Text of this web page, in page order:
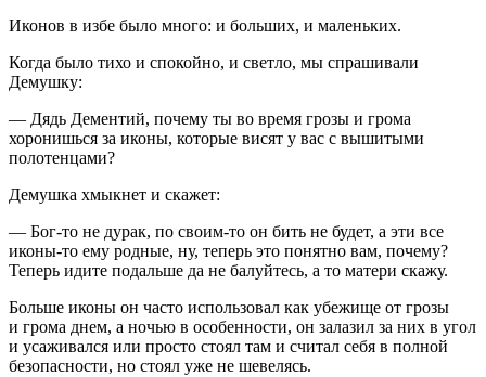
Иконов в избе было много: и больших, и маленьких.
Когда было тихо и спокойно, и светло, мы спрашивали
Демушку:
— Дядь Дементий, почему ты во время грозы и грома
хоронишься за иконы, которые висят у вас с вышитыми
полотенцами?
Демушка хмыкнет и скажет:
— Бог-то не дурак, по своим-то он бить не будет, а эти все
иконы-то ему родные, ну, теперь это понятно вам, почему?
Теперь идите подальше да не балуйтесь, а то матери скажу.
Больше иконы он часто использовал как убежище от грозы
и грома днем, а ночью в особенности, он залазил за них в угол
и усаживался или просто стоял там и считал себя в полной
безопасности, но стоял уже не шевелясь.